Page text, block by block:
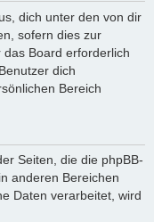
dich unter den von dir
sofern dies zur
Board erforderlich
dich
Bereich
Seiten, die die phpBB-
anderen Bereichen
Daten verarbeitet, wird